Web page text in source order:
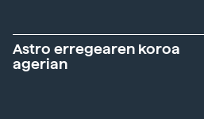
Astro erregearen koroa
agerian